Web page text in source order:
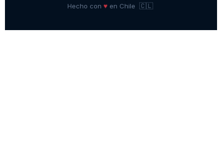
Hecho con ♥en Chile 🇨🇱